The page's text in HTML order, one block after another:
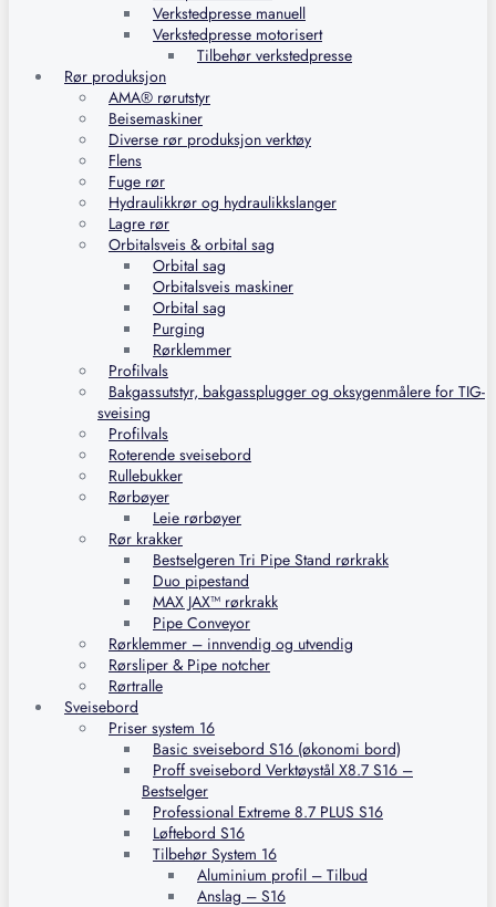
Verkstedpresse manuell
Verkstedpresse motorisert
Tilbehør verkstedpresse
Rør produksjon
AMA® rørutstyr
Beisemaskiner
Diverse rør produksjon verktøy
Flens
Fuge rør
Hydraulikkrør og hydraulikkslanger
Lagre rør
Orbitalsveis & orbital sag
Orbital sag
Orbitalsveis maskiner
Orbital sag
Purging
Rørklemmer
Profilvals
Bakgassutstyr, bakgassplugger og oksygenmålere for TIG-
sveising
Profilvals
Roterende sveisebord
Rullebukker
Rørbøyer
Leie rørbøyer
Rør krakker
Bestselgeren Tri Pipe Stand rørkrakk
Duo pipestand
MAX JAX™ rørkrakk
Pipe Conveyor
Rørklemmer – innvendig og utvendig
Rørsliper & Pipe notcher
Rørtralle
Sveisebord
Priser system 16
Basic sveisebord S16 (økonomi bord)
Proff sveisebord Verktøystål X8.7 S16 –
Bestselger
Professional Extreme 8.7 PLUS S16
Løftebord S16
Tilbehør System 16
Aluminium profil – Tilbud
Anslag – S16